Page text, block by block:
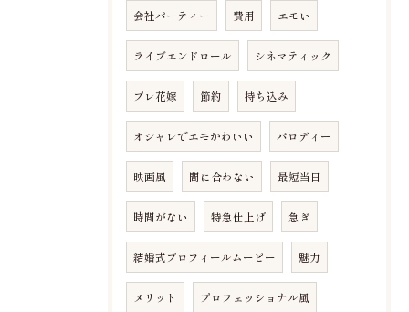
会社パーティー 費用 エモい
ライブエンドロール シネマティック
プレ花嫁 節約 持ち込み
オシャレでエモかわいい パロディー
映画風 間に合わない 最短当日
時間がない 特急仕上げ 急ぎ
結婚式プロフィールムービー 魅力
メリット プロフェッショナル風